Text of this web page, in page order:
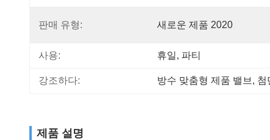
판매 유형: 새로운 제품 2020
사용: 휴일, 파티
강조하다: 방수 맞춤형 제품 밸브 , 첨
제품 설명